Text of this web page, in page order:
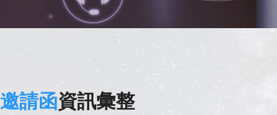
邀請函資訊彙整